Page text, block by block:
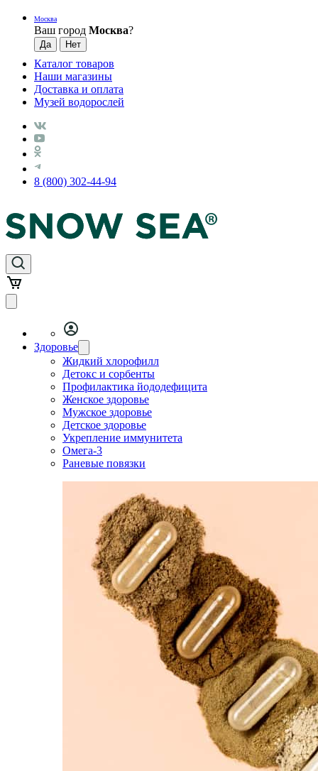
Москва
Ваш город Москва?
Каталог товаров
Наши магазины
Доставка и оплата
Музей водорослей
8 (800) 302-44-94
Здоровье
Жидкий хлорофилл
Детокс и сорбенты
Профилактика йододефицита
Женское здоровье
Мужское здоровье
Детское здоровье
Укрепление иммунитета
Омега-3
Раневые повязки